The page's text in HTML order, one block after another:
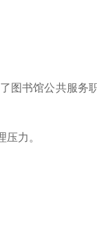
图书馆公共服务
力。